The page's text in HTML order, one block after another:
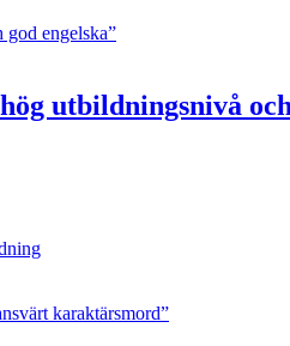
utbildningsnivå
karaktärsmord”